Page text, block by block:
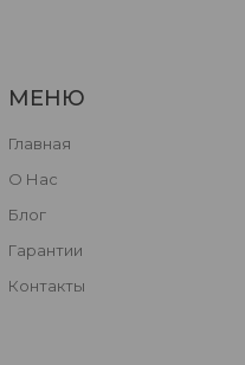
МЕНЮ
Главная
О Нас
Блог
Гарантии
Контакты